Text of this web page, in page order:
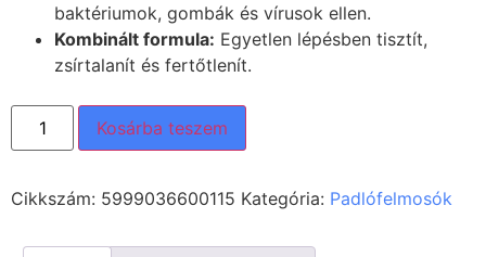
baktériumok, gombák és vírusok ellen.
Kombinált formula: Egyetlen lépésben tisztít,
zsírtalanít és fertőtlenít.
Kosárba teszem
Cikkszám: 5999036600115 Kategória: Padlófelmosók